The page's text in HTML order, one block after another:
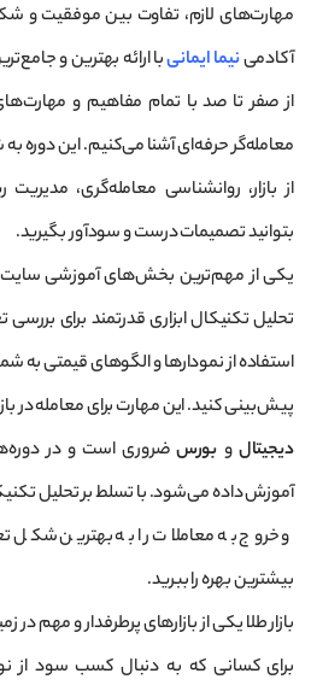
مهارت‌های لازم، تفاوت بین موفقیت و
آکادمینیما ایمانیبا ارائه بهترین و
از صفر تا صد با تمام مفاهیم و
معامله‌گر حرفه‌ای آشنا می‌کنیم. این دوره
از بازار، روانشناسی معامله‌گری،
بتوانید تصمیمات درست و سودآور بگیرید.
یکی از مهم‌ترین بخش‌های آموزشی
تحلیل تکنیکال ابزاری قدرتمند برای بررسی
استفاده از نمودارها و الگوهای قیمتی به شما
پیش‌بینی کنید. این مهارت برای معامله در
دیجیتال و بورس ضروری است و در
آموزش داده می‌شود. با تسلط بر تحلیل
و خروج به معاملات را به بهترین شکل
بیشترین بهره را ببرید.
بازار طلا یکی از بازارهای پرطرفدار و مهم
برای کسانی که به دنبال کسب سود از